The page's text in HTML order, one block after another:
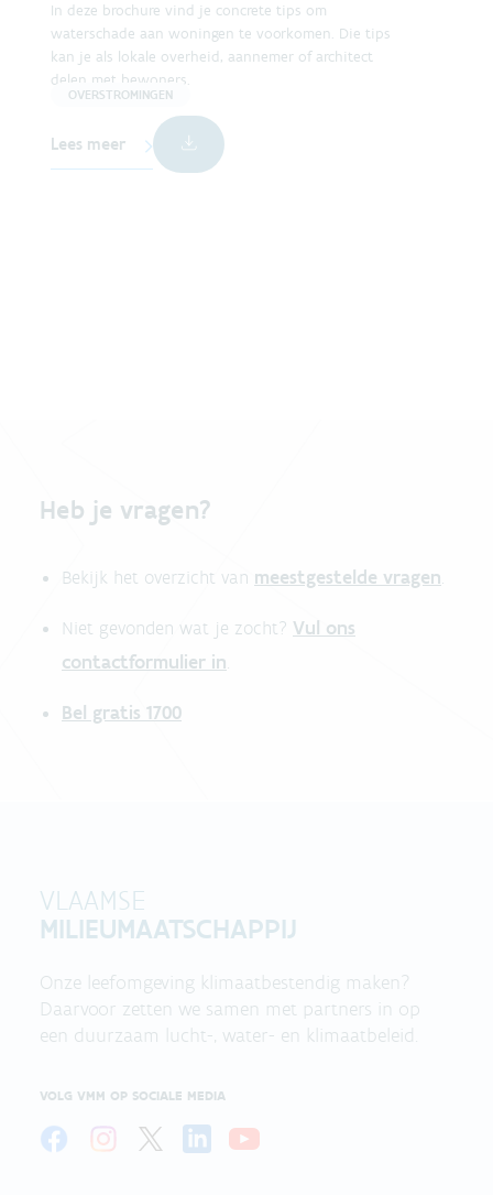
In deze brochure vind je concrete tips om
waterschade aan woningen te voorkomen. Die tips
kan je als lokale overheid, aannemer of architect
delen met bewoners.
OVERSTROMINGEN
Lees meer
Heb je vragen?
Bekijk het overzicht van meestgestelde vragen.
Niet gevonden wat je zocht? Vul ons
contactformulier in.
Bel gratis 1700
VLAAMSE
MILIEUMAATSCHAPPIJ
Onze leefomgeving klimaatbestendig maken?
Daarvoor zetten we samen met partners in op
een duurzaam lucht-, water- en klimaatbeleid.
VOLG VMM OP SOCIALE MEDIA